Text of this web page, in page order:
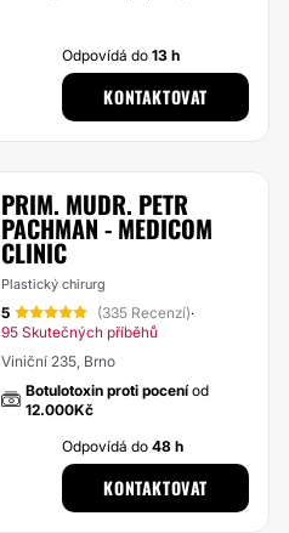
Odpovídá do13 h
KONTAKTOVAT
PRIM. MUDR. PETR
PACHMAN - MEDICOM
CLINIC
Plastický chirurg
5 (335 Recenzí)·
95 Skutečných příběhů
Viniční 235, Brno
Botulotoxin proti poceníod
12.000Kč
Odpovídá do48 h
KONTAKTOVAT